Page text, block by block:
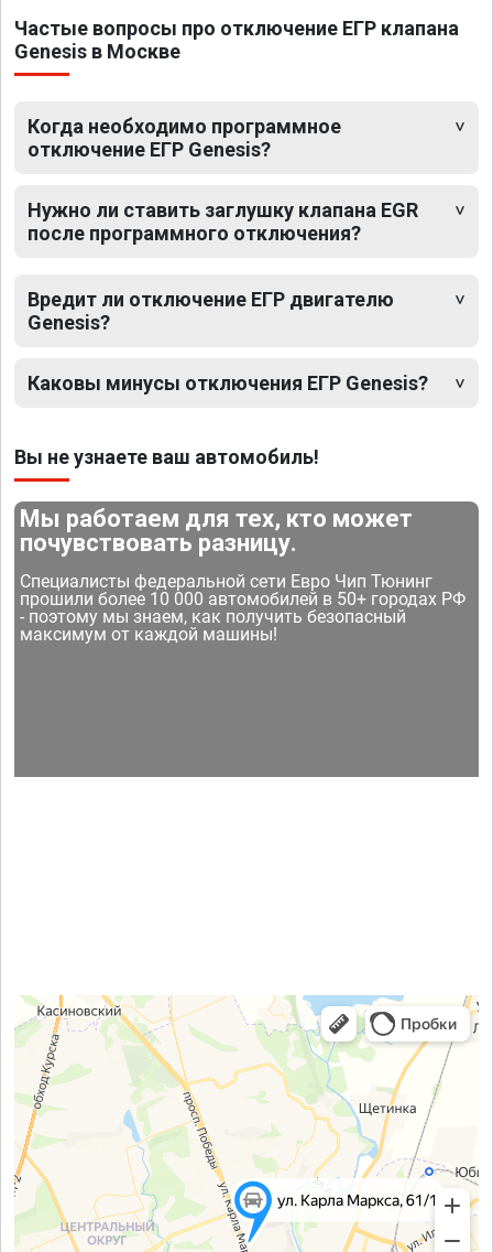
Частые вопросы про отключение ЕГР клапана
Genesis в Москве
Когда необходимо программное
отключение ЕГР Genesis?
Нужно ли ставить заглушку клапана EGR
после программного отключения?
Вредит ли отключение ЕГР двигателю
Genesis?
Каковы минусы отключения ЕГР Genesis?
Вы не узнаете ваш автомобиль!
Мы работаем для тех, кто может
почувствовать разницу.
Специалисты федеральной сети Евро Чип Тюнинг
прошили более 10 000 автомобилей в 50+ городах РФ
- поэтому мы знаем, как получить безопасный
максимум от каждой машины!